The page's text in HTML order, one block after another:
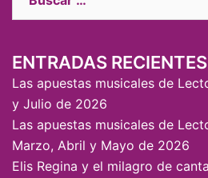
ENTRADAS RECIENTES
Las apuestas musicales de
y Julio de 2026
Las apuestas musicales de
Marzo, Abril y Mayo de 2026
Elis Regina y el milagro de